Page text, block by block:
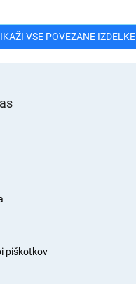
VSE POVEZANE IZDELKE
piškotkov